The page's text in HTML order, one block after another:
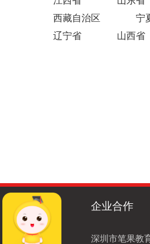
西藏自治区
宁
辽宁省
山西省
企业合作
深圳市笔果教